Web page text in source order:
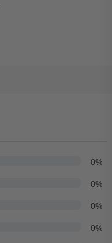
0%
0%
0%
0%